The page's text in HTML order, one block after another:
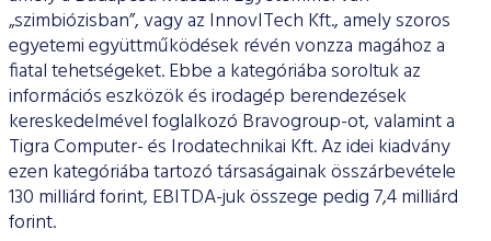
„szimbiózisban”, vagy az InnovITech Kft., amely szoros
egyetemi együttműködések révén vonzza magához a
fiatal tehetségeket. Ebbe a kategóriába soroltuk az
információs eszközök és irodagép berendezések
kereskedelmével foglalkozó Bravogroup-ot, valamint a
Tigra Computer- és Irodatechnikai Kft. Az idei kiadvány
ezen kategóriába tartozó társaságainak összárbevétele
130 milliárd forint, EBITDA-juk összege pedig 7,4 milliárd
forint.